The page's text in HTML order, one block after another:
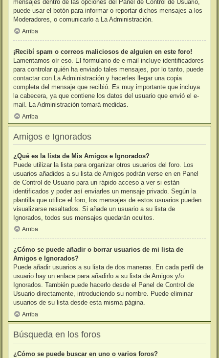
mensajes dentro de las opciones del Panel de Control de Usuario,
puede usar el botón para informar o reportar dichos mensajes a los
Moderadores, o comunicarlo a La Administración.
Arriba
¡Recibí spam o correos maliciosos de alguien en este foro!
Lamentamos oír eso. El formulario de e-mail incluye identificadores
para controlar quién ha enviado tales mensajes, por lo tanto, puede
contactar con La Administración y hacerles llegar una copia
completa del mensaje que recibió. Es muy importante que incluya
la cabecera, ya que contiene los datos del usuario que envió el e-
mail. La Administración tomará medidas.
Arriba
Amigos e Ignorados
¿Qué es la lista de Mis Amigos e Ignorados?
Puede utilizar la lista para organizar otros usuarios del foro. Los
usuarios añadidos a su lista de Amigos podrán verse en en Panel
de Control de Usuario para un rápido acceso a ver si están
identificados y poder así enviarles un mensaje privado. Según la
plantilla que utilice el foro, los mensajes de estos usuarios pueden
visualizarse resaltados. Si añade un usuario a su lista de
Ignorados, todos sus mensajes quedarán ocultos.
Arriba
¿Cómo se puede añadir o borrar usuarios de mi lista de
Amigos e Ignorados?
Puede añadir usuarios a su lista de dos maneras. En cada perfil de
usuario hay un enlace para añadirlo a su lista de Amigos y/o
Ignorados. También puede hacerlo desde el Panel de Control de
Usuario directamente, introduciendo su nombre. Puede eliminar
usuarios de su lista desde esta misma página.
Arriba
Búsqueda en los foros
¿Cómo se puede buscar en uno o varios foros?